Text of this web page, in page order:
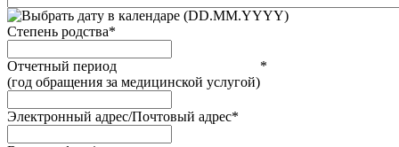
(DD.MM.YYYY)
Степень родства*
Отчетный период
(год обращения за медицинской услугой)
*
Электронный адрес/Почтовый адрес*